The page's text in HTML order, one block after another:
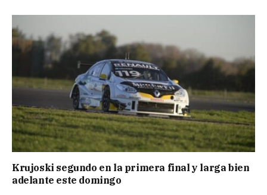
Krujoski segundo en la primera final y larga bien
adelante este domingo